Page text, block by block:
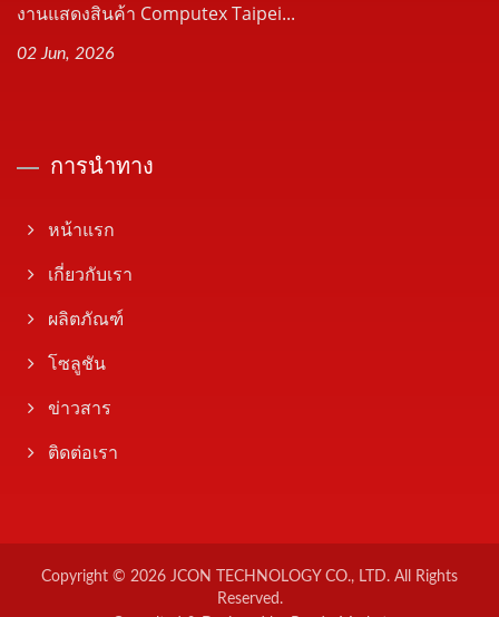
งานแสดงสินค้า Computex Taipei...
02 Jun, 2026
การนำทาง
หน้าแรก
เกี่ยวกับเรา
ผลิตภัณฑ์
โซลูชัน
ข่าวสาร
ติดต่อเรา
Copyright © 2026 JCON TECHNOLOGY CO., LTD. All Rights
Reserved.